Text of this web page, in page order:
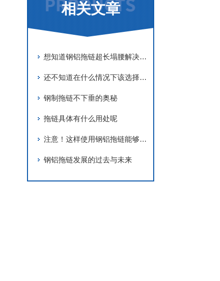
相关文章
想知道钢铝拖链超长塌腰解决方法吗？那就看看这个吧
还不知道在什么情况下该选择钢铝拖链还是尼龙拖链吗？看完这个你就知道了
钢制拖链不下垂的奥秘
拖链具体有什么用处呢
注意！这样使用钢铝拖链能够延长寿命
钢铝拖链发展的过去与未来